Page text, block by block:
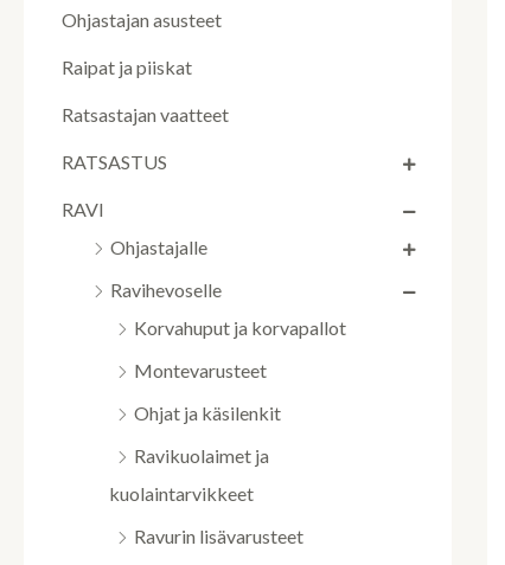
Ohjastajan asusteet
Raipat ja piiskat
Ratsastajan vaatteet
RATSASTUS
RAVI
Ohjastajalle
Ravihevoselle
Korvahuput ja korvapallot
Montevarusteet
Ohjat ja käsilenkit
Ravikuolaimet ja
kuolaintarvikkeet
Ravurin lisävarusteet